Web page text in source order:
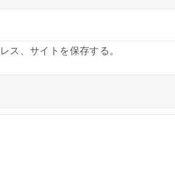
ス、サイトを保存する。